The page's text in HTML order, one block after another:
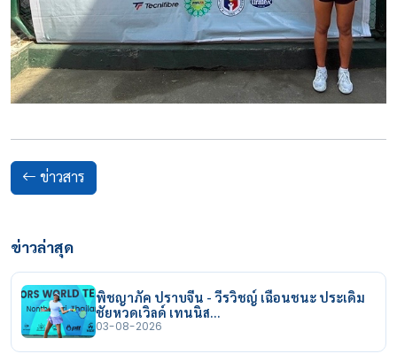
ข่าวสาร
ข่าวล่าสุด
พิชญาภัค ปราบจีน - วีรวิชญ์ เฉือนชนะ ประเดิม
ชัยหวดเวิลด์ เทนนิส…
03-08-2026